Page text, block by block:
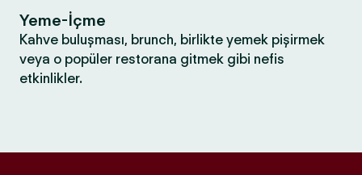
Yeme-İçme
Kahve buluşması, brunch, birlikte yemek pişirmek
veya o popüler restorana gitmek gibi nefis
etkinlikler.